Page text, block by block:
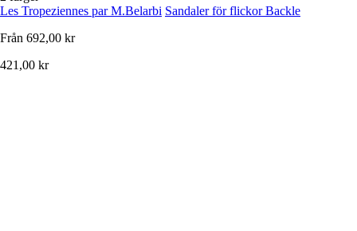
Les Tropeziennes par M.Belarbi Sandaler för flickor Backle
Från 692,00 kr
421,00 kr